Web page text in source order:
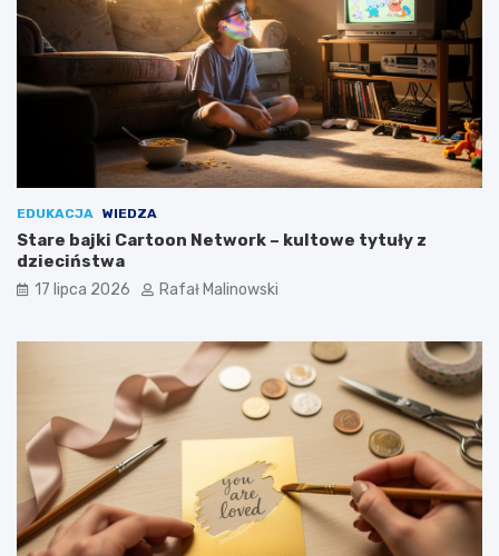
EDUKACJA WIEDZA
Stare bajki Cartoon Network – kultowe tytuły z
dzieciństwa
17 lipca 2026 Rafał Malinowski